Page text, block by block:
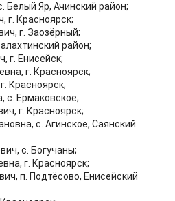
Белый Яр, Ачинский район;
г. Красноярск;
г. Заозёрный;
район;
г. Енисейск;
г. Красноярск;
Красноярск;
с. Ермаковское;
г. Красноярск;
с. Агинское, Саянский
с. Богучаны;
г. Красноярск;
п. Подтёсово, Енисейский